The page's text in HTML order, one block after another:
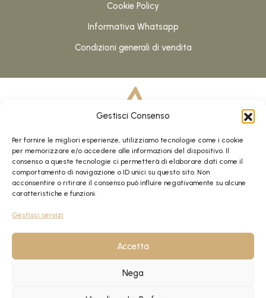
Gestisci Consenso
Per fornire le migliori esperienze, utilizziamo tecnologie come i cookie
per memorizzare e/o accedere alle informazioni del dispositivo. Il
consenso a queste tecnologie ci permetterà di elaborare dati come il
comportamento di navigazione o ID unici su questo sito. Non
acconsentire o ritirare il consenso può influire negativamente su alcune
caratteristiche e funzioni.
Gestisci servizi
Accetta
Nega
Cookie Policy
Informativa Whatsapp
Condizioni generali di vendita
MRC S.r.l.
Strada 6 Palazzo A – Milanofiori
FaceBook